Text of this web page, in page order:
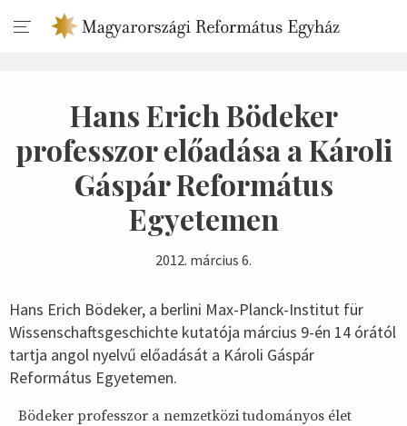
Hans Erich Bödeker
professzor előadása a Károli
Gáspár Református
Egyetemen
2012. március 6.
Hans Erich Bödeker, a berlini Max-Planck-Institut für
Wissenschaftsgeschichte kutatója március 9-én 14 órától
tartja angol nyelvű előadását a Károli Gáspár
Református Egyetemen.
Bödeker professzor a nemzetközi tudományos élet